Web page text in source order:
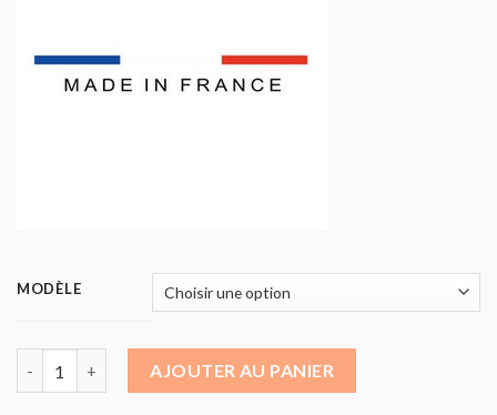
MODÈLE
AJOUTER AU PANIER